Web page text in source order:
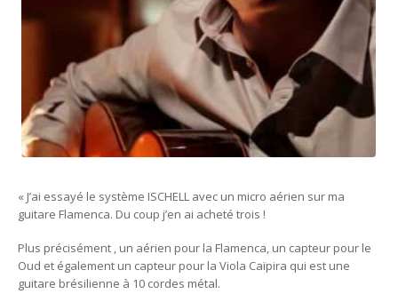
« J’ai essayé le système ISCHELL avec un micro aérien sur ma
guitare Flamenca. Du coup j’en ai acheté trois !
Plus précisément , un aérien pour la Flamenca, un capteur pour le
Oud et également un capteur pour la Viola Caïpira qui est une
guitare brésilienne à 10 cordes métal.